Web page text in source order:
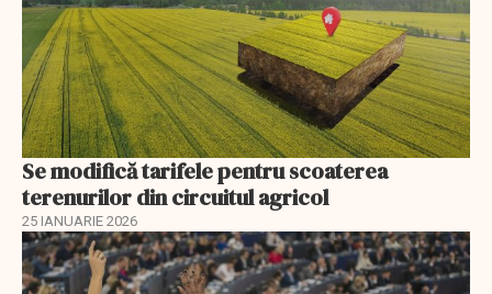
Se modifică tarifele pentru scoaterea
terenurilor din circuitul agricol
25 IANUARIE 2026